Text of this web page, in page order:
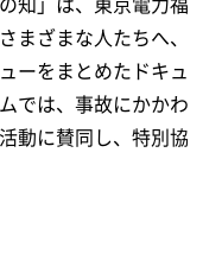
知」は、東京電力福
まざまな人たちへ、
ーをまとめたドキュ
では、事故にかかわ
動に賛同し、特別協